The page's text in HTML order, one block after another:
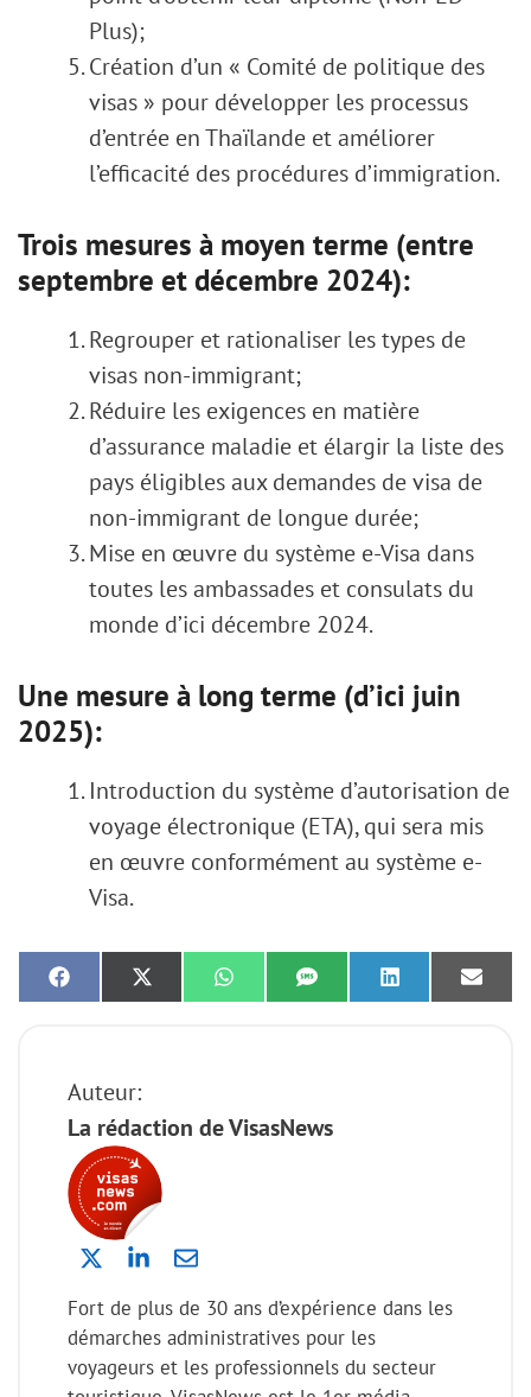
Plus);
Création d’un « Comité de politique des
visas » pour développer les processus
d’entrée en Thaïlande et améliorer
l’efficacité des procédures d’immigration.
Trois mesures à moyen terme (entre
septembre et décembre 2024):
Regrouper et rationaliser les types de
visas non-immigrant;
Réduire les exigences en matière
d’assurance maladie et élargir la liste des
pays éligibles aux demandes de visa de
non-immigrant de longue durée;
Mise en œuvre du système e-Visa dans
toutes les ambassades et consulats du
monde d’ici décembre 2024.
Une mesure à long terme (d’ici juin
2025):
Introduction du système d’autorisation de
voyage électronique (ETA), qui sera mis
en œuvre conformément au système e-
Visa.
Share
on
Share
on
Share
on
Share
on
Share
on
Share
on
Auteur:
La rédaction de VisasNews
Fort de plus de 30 ans d’expérience dans les
démarches administratives pour les
voyageurs et les professionnels du secteur